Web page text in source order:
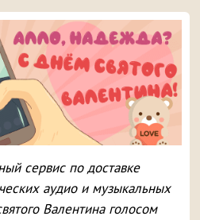
сервис по доставке
аудио и музыкальных
Валентина голосом